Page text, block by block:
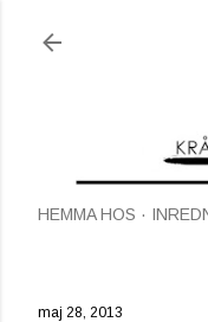
HEMMA HOS
maj 28, 2013